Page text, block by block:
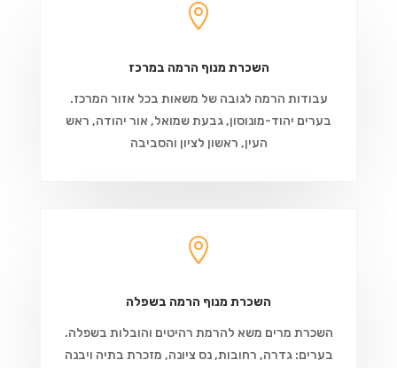

השכרת מנוף הרמה במרכז
עבודות הרמה לגובה של משאות בכל אזור המרכז.
בערים יהוד-מונוסון, גבעת שמואל, אור יהודה, ראש
העין, ראשון לציון והסביבה

השכרת מנוף הרמה בשפלה
השכרת מרים משא להרמת רהיטים והובלות בשפלה.
בערים: גדרה, רחובות, נס ציונה, מזכרת בתיה ויבנה